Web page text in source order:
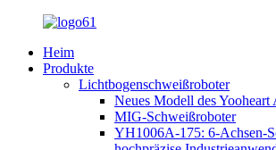
Heim
Produkte
Lichtbogenschweißroboter
Neues Modell des
MIG-Schweißroboter
YH1006A-175: 6-Achsen-